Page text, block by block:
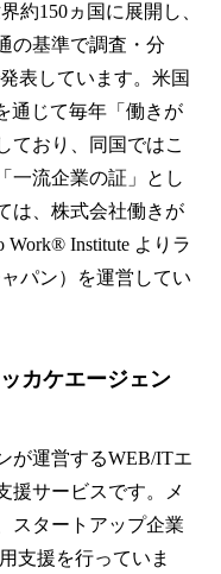
約150ヵ国に展開し、
の基準で調査・分
表しています。米国
通じて毎年「働きが
ており、同国ではこ
一流企業の証」とし
は、株式会社働きが
Work® Institute よりラ
パン）を運営してい
カケエージェン
が運営するWEB/ITエ
援サービスです。メ
スタートアップ企業
支援を行っていま